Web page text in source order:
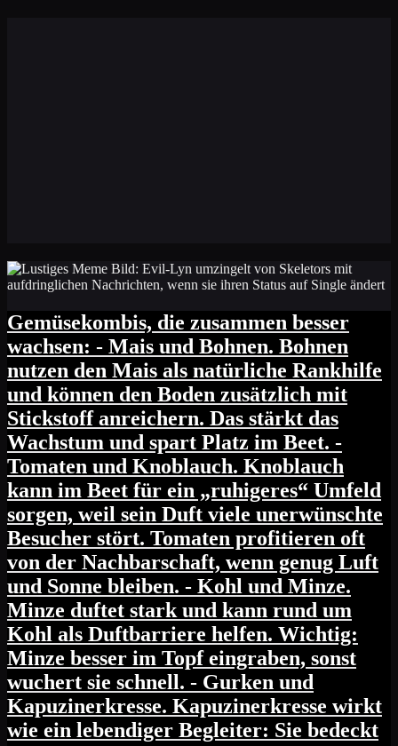
Gemüsekombis, die zusammen besser
wachsen: - Mais und Bohnen. Bohnen
nutzen den Mais als natürliche Rankhilfe
und können den Boden zusätzlich mit
Stickstoff anreichern. Das stärkt das
Wachstum und spart Platz im Beet. -
Tomaten und Knoblauch. Knoblauch
kann im Beet für ein „ruhigeres“ Umfeld
sorgen, weil sein Duft viele unerwünschte
Besucher stört. Tomaten profitieren oft
von der Nachbarschaft, wenn genug Luft
und Sonne bleiben. - Kohl und Minze.
Minze duftet stark und kann rund um
Kohl als Duftbarriere helfen. Wichtig:
Minze besser im Topf eingraben, sonst
wuchert sie schnell. - Gurken und
Kapuzinerkresse. Kapuzinerkresse wirkt
wie ein lebendiger Begleiter: Sie bedeckt